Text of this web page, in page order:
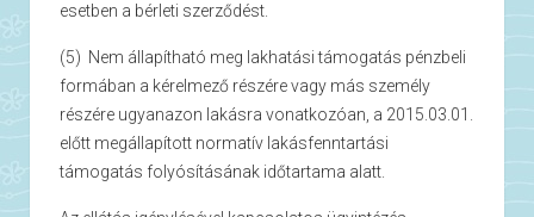
esetben a bérleti szerződést.
(5) Nem állapítható meg lakhatási támogatás pénzbeli
formában a kérelmező részére vagy más személy
részére ugyanazon lakásra vonatkozóan, a 2015.03.01.
előtt megállapított normatív lakásfenntartási
támogatás folyósításának időtartama alatt.